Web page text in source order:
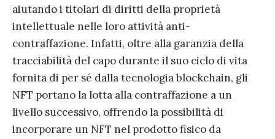
aiutando i titolari di diritti della proprietà
intellettuale nelle loro attività anti-
contraffazione. Infatti, oltre alla garanzia della
tracciabilità del capo durante il suo ciclo di vita
fornita di per sé dalla tecnologia blockchain, gli
NFT portano la lotta alla contraffazione a un
livello successivo, offrendo la possibilità di
incorporare un NFT nel prodotto fisico da